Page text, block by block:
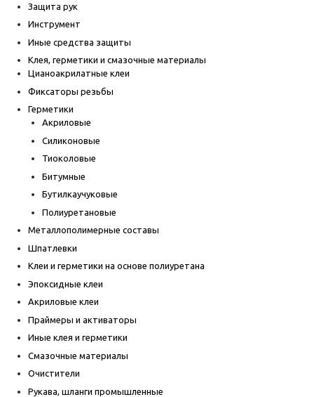
Защита рук
Инструмент
Иные средства защиты
Клея, герметики и смазочные материалы
Цианоакрилатные клеи
Фиксаторы резьбы
Герметики
Акриловые
Силиконовые
Тиоколовые
Битумные
Бутилкаучуковые
Полиуретановые
Металлополимерные составы
Шпатлевки
Клеи и герметики на основе полиуретана
Эпоксидные клеи
Акриловые клеи
Праймеры и активаторы
Иные клея и герметики
Смазочные материалы
Очистители
Рукава, шланги промышленные